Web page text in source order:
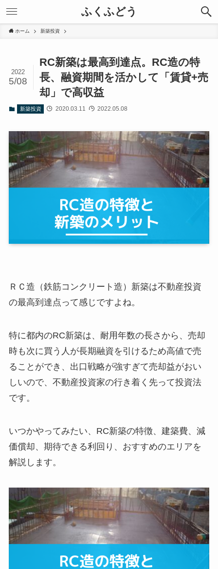
ふくふどう
ホーム 新築投資
RC新築は最高到達点。RC造の特
長、融資期間を活かして「賃貸+売
却」で高収益
2022
5/08
新築投資 2020.03.11 2022.05.08
ＲＣ造（鉄筋コンクリート造）新築は不動産投資
の最高到達点って感じですよね。
特に都内のRC新築は、耐用年数の長さから、売却
時も次に買う人が長期融資を引けるため高値で売
ることができ、出口戦略が強すぎて売却益がおい
しいので、不動産投資家の行き着く先って投資法
です。
いつかやってみたい、RC新築の特徴、建築費、減
価償却、期待できる利回り、おすすめのエリアを
解説します。